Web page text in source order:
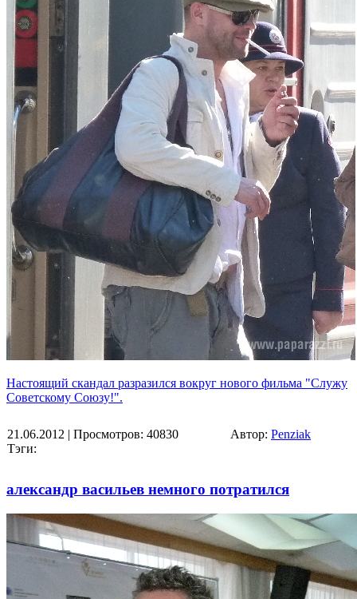
Настоящий скандал разразился вокруг нового фильма "Служу
Советскому Союзу!".
21.06.2012 | Просмотров: 40830
Тэги:
Автор: Penziak
александр васильев немного потратился